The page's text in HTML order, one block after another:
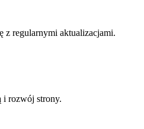
z regularnymi aktualizacjami.
i rozwój strony.